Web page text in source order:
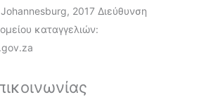
2017 Διεύθυνση
καταγγελιών: